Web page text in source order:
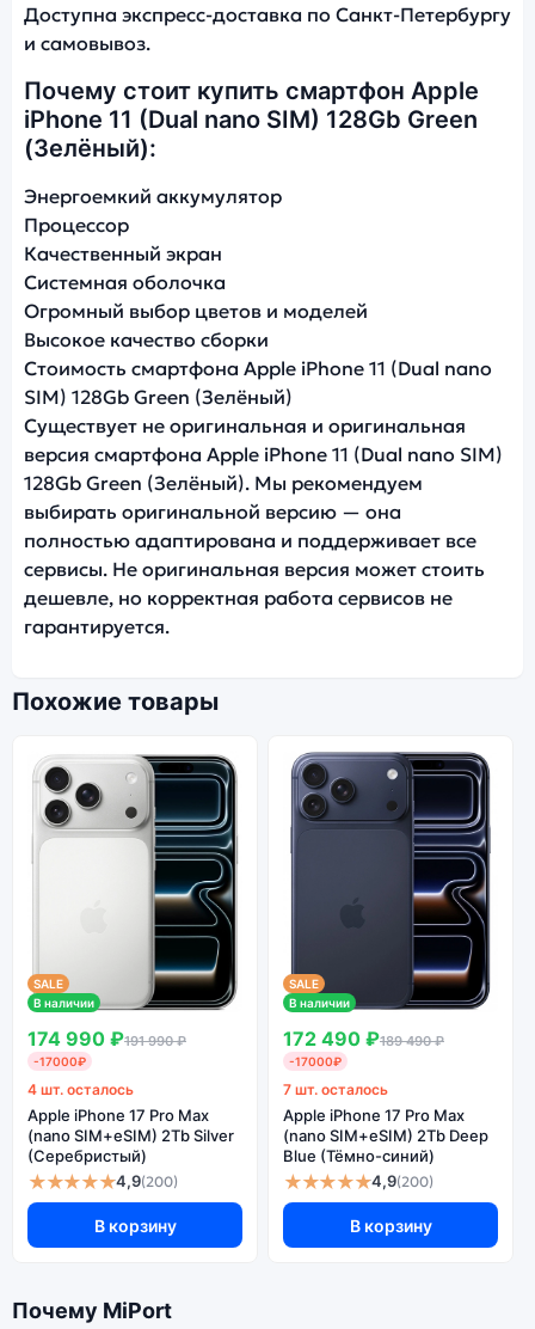
Доступна экспресс-доставка по Санкт-Петербургу
и самовывоз.
Почему стоит купить смартфон Apple
iPhone 11 (Dual nano SIM) 128Gb Green
(Зелёный):
Энергоемкий аккумулятор
Процессор
Качественный экран
Системная оболочка
Огромный выбор цветов и моделей
Высокое качество сборки
Стоимость смартфона Apple iPhone 11 (Dual nano
SIM) 128Gb Green (Зелёный)
Существует не оригинальная и оригинальная
версия смартфона Apple iPhone 11 (Dual nano SIM)
128Gb Green (Зелёный). Мы рекомендуем
выбирать оригинальной версию — она
полностью адаптирована и поддерживает все
сервисы. Не оригинальная версия может стоить
дешевле, но корректная работа сервисов не
гарантируется.
Похожие товары
SALE
В наличии
174 990 ₽191 990 ₽
-17000₽
4 шт. осталось
Apple iPhone 17 Pro Max
(nano SIM+eSIM) 2Tb Silver
(Серебристый)
★★★★★4,9(200)
В корзину
SALE
В наличии
172 490 ₽189 490 ₽
-17000₽
7 шт. осталось
Apple iPhone 17 Pro Max
(nano SIM+eSIM) 2Tb Deep
Blue (Тёмно-синий)
★★★★★4,9(200)
В корзину
Почему MiPort